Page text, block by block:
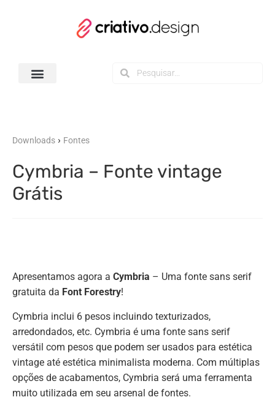
Downloads › Fontes
Cymbria – Fonte vintage
Grátis
Apresentamos agora a Cymbria – Uma fonte sans serif
gratuita da Font Forestry!
Cymbria inclui 6 pesos incluindo texturizados,
arredondados, etc. Cymbria é uma fonte sans serif
versátil com pesos que podem ser usados ​​para estética
vintage até estética minimalista moderna. Com múltiplas
opções de acabamentos, Cymbria será uma ferramenta
muito utilizada em seu arsenal de fontes.